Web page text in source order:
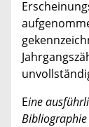
Eine